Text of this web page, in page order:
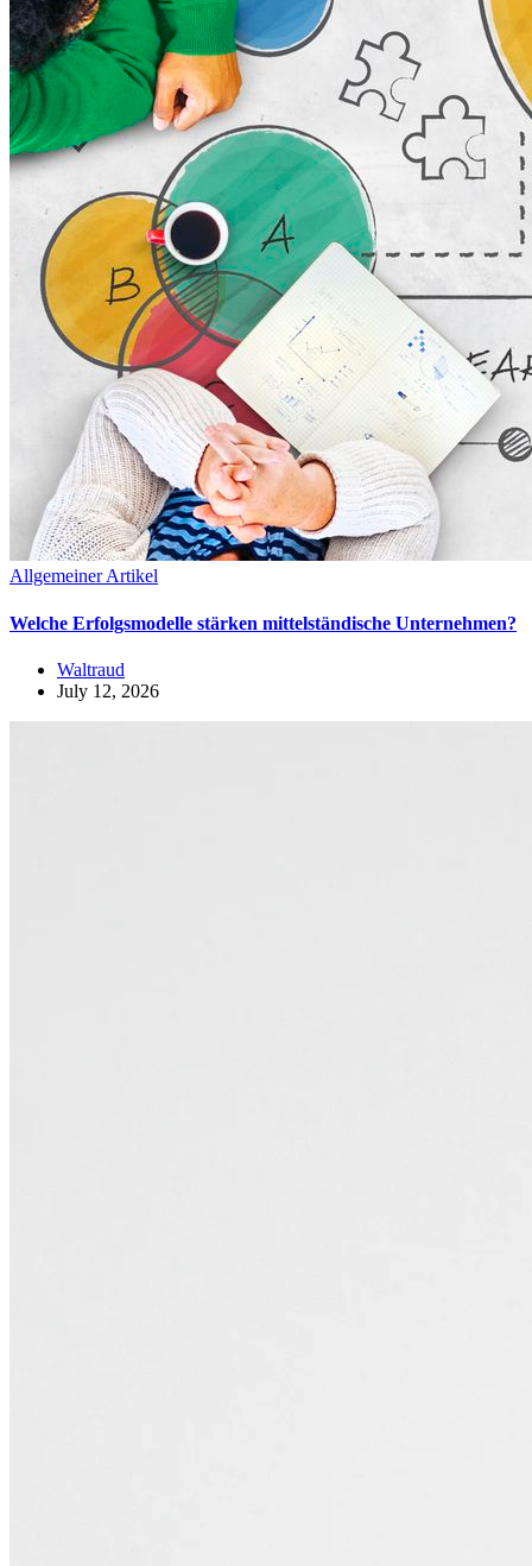
Allgemeiner Artikel
Welche Erfolgsmodelle stärken mittelständische Unternehmen?
Waltraud
July 12, 2026